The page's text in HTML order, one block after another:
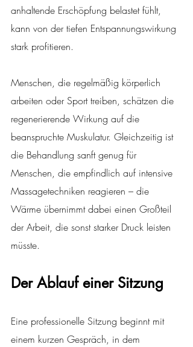
anhaltende Erschöpfung belastet fühlt,
kann von der tiefen Entspannungswirkung
stark profitieren.
Menschen, die regelmäßig körperlich
arbeiten oder Sport treiben, schätzen die
regenerierende Wirkung auf die
beanspruchte Muskulatur. Gleichzeitig ist
die Behandlung sanft genug für
Menschen, die empfindlich auf intensive
Massagetechniken reagieren – die
Wärme übernimmt dabei einen Großteil
der Arbeit, die sonst starker Druck leisten
müsste.
Der Ablauf einer Sitzung
Eine professionelle Sitzung beginnt mit
einem kurzen Gespräch, in dem